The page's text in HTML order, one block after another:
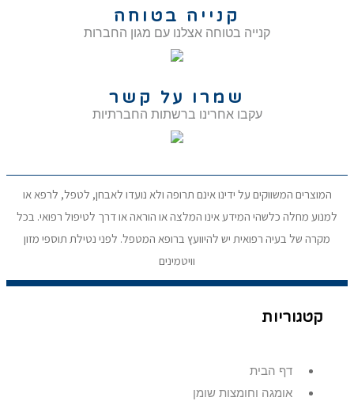
קנייה בטוחה
קנייה בטוחה אצלנו עם מגון החברות
שמרו על קשר
עקבו אחרינו ברשתות החברתיות
המוצרים המשווקים על ידינו אינם תרופה ולא נועדו לאבחן, לטפל, לרפא או
למנוע מחלה כלשהי המידע אינו המלצה או הוראה או דרך לטיפול רפואי. בכל
מקרה של בעיה רפואית יש להיוועץ ברופא המטפל. לפני נטילת תוספי מזון
וויטמינים
קטגוריות
דף הבית
אומגה וחומצות שומן